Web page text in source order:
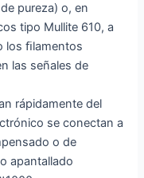
pureza) o, en
tipo Mullite 610, a
los ﬁlamentos
las señales de
rápidamente del
se conectan a
o de
apantallado